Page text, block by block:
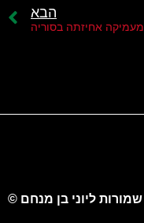
הבא
מעמיקה אחיזתה בסוריה
שמורות ליוני בן מנחם ©